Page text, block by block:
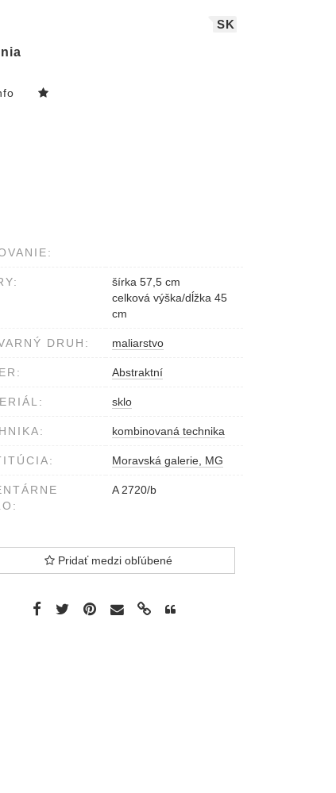
SK
šírka 57,5 cm
celková výška/dĺžka 45
cm
DRUH: maliarstvo
Abstraktní
sklo
kombinovaná technika
Moravská galerie, MG
A 2720/b
Pridať medzi obľúbené